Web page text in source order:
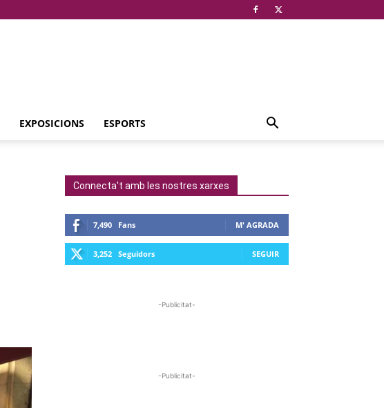
EXPOSICIONS ESPORTS
Connecta't amb les nostres xarxes
7,490 Fans M' AGRADA
3,252 Seguidors SEGUIR
-Publicitat-
-Publicitat-